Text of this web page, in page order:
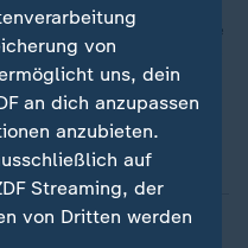
seine Karriere, die
beendet. Auch andere
überraschend früh
von
uns, dein
an dich anzupassen
anzubieten.
auf
Streaming, der
von Dritten werden